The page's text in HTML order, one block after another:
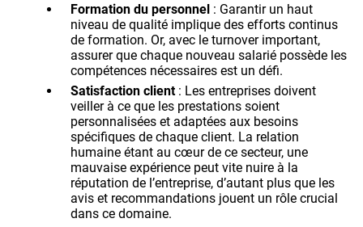
Formation du personnel : Garantir un haut
niveau de qualité implique des efforts continus
de formation. Or, avec le turnover important,
assurer que chaque nouveau salarié possède les
compétences nécessaires est un défi.
Satisfaction client: Les entreprises doivent
veiller à ce que les prestations soient
personnalisées et adaptées aux besoins
spécifiques de chaque client. La relation
humaine étant au cœur de ce secteur, une
mauvaise expérience peut vite nuire à la
réputation de l’entreprise, d’autant plus que les
avis et recommandations jouent un rôle crucial
dans ce domaine.